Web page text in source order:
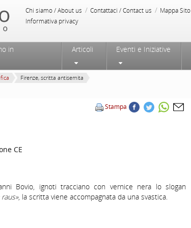
Chi siamo / About us / Contattaci / Contact us / Mappa Sito
Informativa privacy
in
Articoli Eventi e Iniziative
Firenze, scritta antisemita
Stampa
CE
Bovio, ignoti tracciano con vernice nera lo slogan
raus», la scritta viene accompagnata da una svastica.